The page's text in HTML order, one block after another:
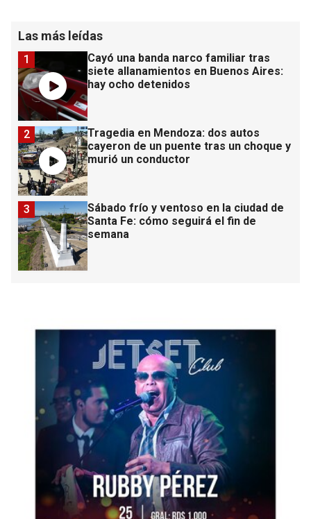
Las más leídas
Cayó una banda narco familiar tras
siete allanamientos en Buenos Aires:
hay ocho detenidos
1
Tragedia en Mendoza: dos autos
cayeron de un puente tras un choque y
murió un conductor
2
Sábado frío y ventoso en la ciudad de
Santa Fe: cómo seguirá el fin de
semana
3